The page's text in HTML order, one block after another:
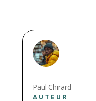
Paul Chirard
AUTEUR